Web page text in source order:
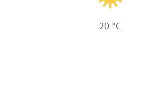
20 °C